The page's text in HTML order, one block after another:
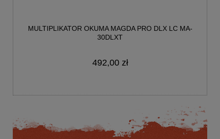
MULTIPLIKATOR OKUMA MAGDA PRO DLX LC MA-
30DLXT
492,00 zł